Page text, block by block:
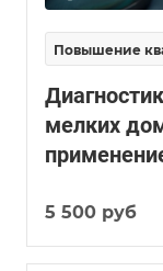
Повышение
мелких
5 500 руб